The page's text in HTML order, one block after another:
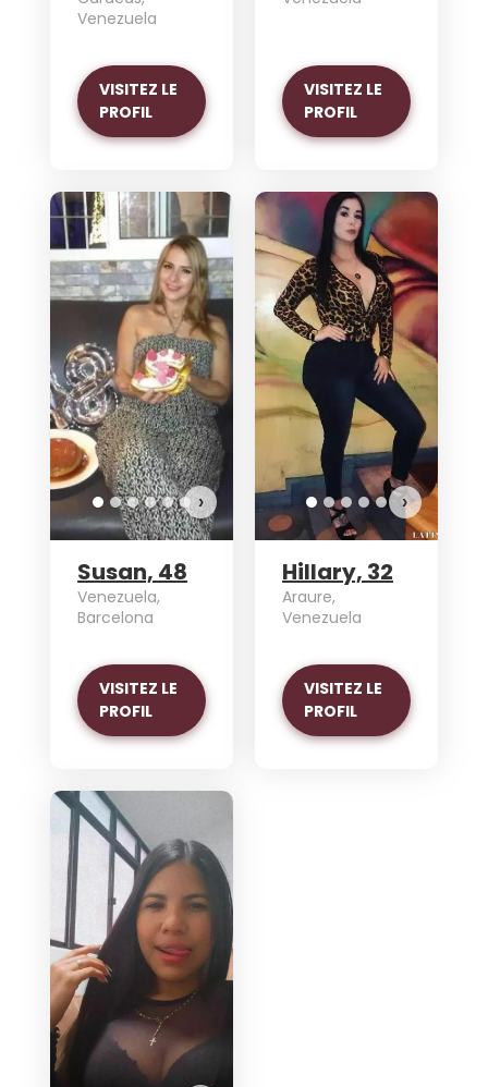
Venezuela
VISITEZ LE
PROFIL
VISITEZ LE
PROFIL
›
Susan, 48
Venezuela,
Barcelona
VISITEZ LE
PROFIL
›
Hillary, 32
Araure,
Venezuela
VISITEZ LE
PROFIL